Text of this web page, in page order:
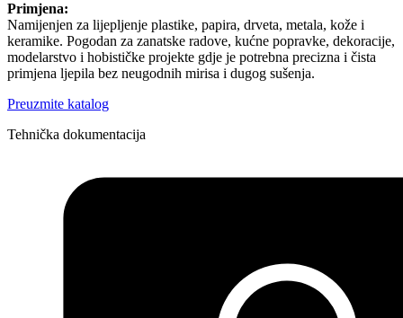
Primjena:
Namijenjen za lijepljenje plastike, papira, drveta, metala, kože i
keramike. Pogodan za zanatske radove, kućne popravke, dekoracije,
modelarstvo i hobističke projekte gdje je potrebna precizna i čista
primjena ljepila bez neugodnih mirisa i dugog sušenja.
Preuzmite katalog
Tehnička dokumentacija